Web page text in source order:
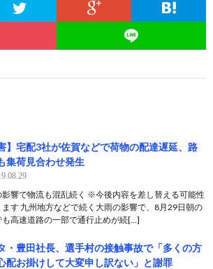
】宅配3社が佐賀などで荷物の配達遅延、路
集荷見合わせ発生
影響で物流も混乱続く ※今後内容を差し替える可能性
ます 九州地方などで続く大雨の影響で、8月29日朝の
も高速道路の一部で通行止めが続[…]
・豊田社長、選手村の接触事故で「多くの方
配お掛けして大変申し訳ない」と謝罪